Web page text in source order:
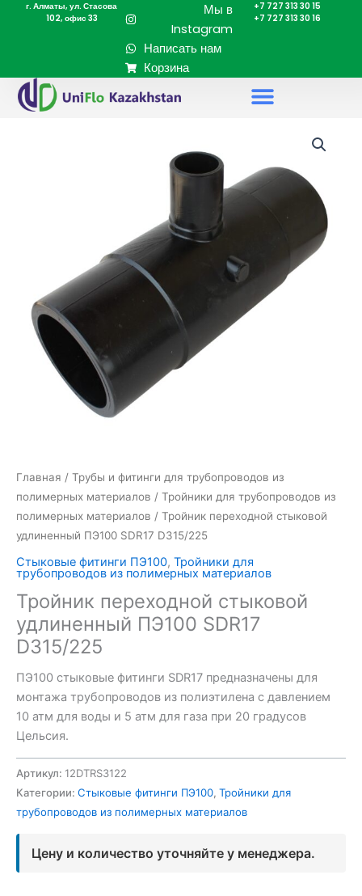
Перейтиг. Алматы, ул. Стасова
102, офис 33
Мы в
Instagram
Написать нам
Корзина
+7 727 313 30 15
+7 727 313 30 16
Главная / Трубы и фитинги для трубопроводов из
полимерных материалов / Тройники для трубопроводов из
полимерных материалов / Тройник переходной стыковой
удлиненный ПЭ100 SDR17 D315/225
Стыковые фитинги ПЭ100, Тройники для
трубопроводов из полимерных материалов
Тройник переходной стыковой
удлиненный ПЭ100 SDR17
D315/225
ПЭ100 стыковые фитинги SDR17 предназначены для
монтажа трубопроводов из полиэтилена с давлением
10 атм для воды и 5 атм для газа при 20 градусов
Цельсия.
Артикул: 12DTRS3122
Категории: Стыковые фитинги ПЭ100, Тройники для
трубопроводов из полимерных материалов
Цену и количество уточняйте у менеджера.